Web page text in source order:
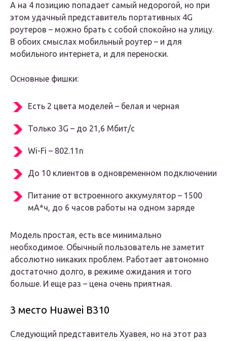
А на 4 позицию попадает самый недорогой, но при
этом удачный представитель портативных 4G
роутеров – можно брать с собой спокойно на улицу.
В обоих смыслах мобильный роутер – и для
мобильного интернета, и для переноски.
Основные фишки:
Есть 2 цвета моделей – белая и черная
Только 3G – до 21,6 Мбит/с
Wi-Fi – 802.11n
До 10 клиентов в одновременном подключении
Питание от встроенного аккумулятор – 1500
мА*ч, до 6 часов работы на одном заряде
Модель простая, есть все минимально
необходимое. Обычный пользователь не заметит
абсолютно никаких проблем. Работает автономно
достаточно долго, в режиме ожидания и того
больше. И еще раз – цена очень приятная.
3 место Huawei B310
Следующий представитель Хуавея, но на этот раз